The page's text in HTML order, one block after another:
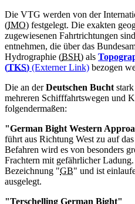
Die VTG werden von der
(IMO) festgelegt. Die exakten
zugewiesenen Fahrtrichtungen
entnehmen, die über das
Hydrographie (BSH) als
(TKS) (Externer Link) bezogen
Die an derDeutschen Bucht
mehreren Schifffahrtswegen und
folgendermaßen:
"German Bight Western
führt aus Richtung West zu auf
Befahren wird es von besonders
Frachtern mit gefährlicher
Bezeichnung "GB" und ist
ausgelegt.
"Terschelling German Bight"